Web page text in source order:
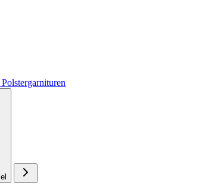
Polstergarnituren